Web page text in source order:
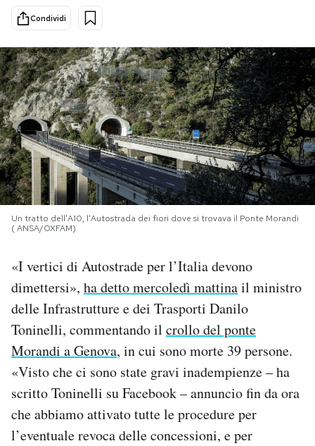
Sport
PODCAST
NEWSLETTER
I MIEI PREFERITI
SHOP
CALENDARIO
AREA PERSONALE
Area Personale
Regala il Post
Hai bisogno di aiuto?
Esci
Condividi
Un tratto dell'A10, l'Autostrada dei fiori dove si trovava il Ponte Morandi
( ANSA/OXFAM)
«I vertici di Autostrade per l’Italia devono
dimettersi», ha detto mercoledì mattinail ministro
delle Infrastrutture e dei Trasporti Danilo
Toninelli, commentando il crollo del ponte
Morandi a Genova, in cui sono morte 39 persone.
«Visto che ci sono state gravi inadempienze – ha
scritto Toninelli su Facebook – annuncio fin da ora
che abbiamo attivato tutte le procedure per
l’eventuale revoca delle concessioni, e per